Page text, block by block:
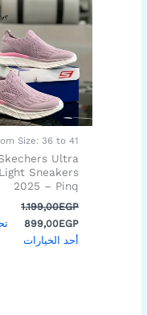
Size: 36 to 41
Ultra
Light Sneakers
2025 – Pinq
1.199,00EGP
الأصلي
هو:
1.199,00EGP.
899,00EGP
هو:
أحد الخيارات
من